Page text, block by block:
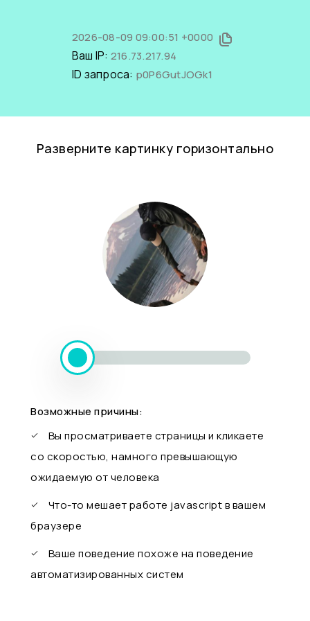
2026-08-09 09:00:51 +0000
Ваш IP: 216.73.217.94
ID запроса: p0P6GutJOGk1
Разверните картинку горизонтально
Возможные причины:
Вы просматриваете страницы и кликаете
со скоростью, намного превышающую
ожидаемую от человека
Что-то мешает работе javascript в вашем
браузере
Ваше поведение похоже на поведение
автоматизированных систем